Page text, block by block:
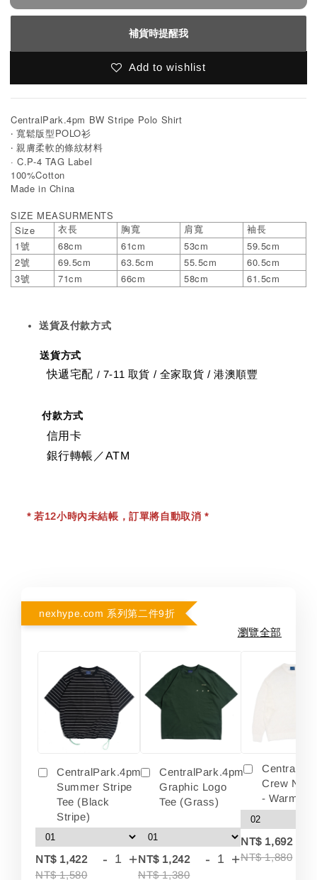
補貨時提醒我
Add to wishlist
CentralPark.4pm BW Stripe Polo Shirt
‧ 寬鬆版型POLO衫
‧ 親膚柔軟的條紋材料
· C.P-4 TAG Label
100%Cotton
Made in China
SIZE MEASURMENTS
Size
衣長 胸寬 肩寬 袖長
1 號 68cm 61cm 53cm
59.5cm
2號 69.5cm 63.5cm 55.5cm
60.5cm
3號 71cm 66cm 58cm 61.5cm
送貨及付款方式
送貨方式
快遞宅配 / 7-11 取貨 / 全家取貨 / 港澳順豐
付款方式
信用卡
銀行轉帳／ATM
* 若12小時內未結帳，訂單將自動取消 *
nexhype.com 系列第二件9折
瀏覽全部
CentralPark.4pm
Summer Stripe
Tee (Black
Stripe)
NT$ 1,422
NT$ 1,580
- +
CentralPark.4pm
Graphic Logo
Tee (Grass)
NT$ 1,242
NT$ 1,380
- +
Crew
- Warm
NT$ 1,692
NT$ 1,880